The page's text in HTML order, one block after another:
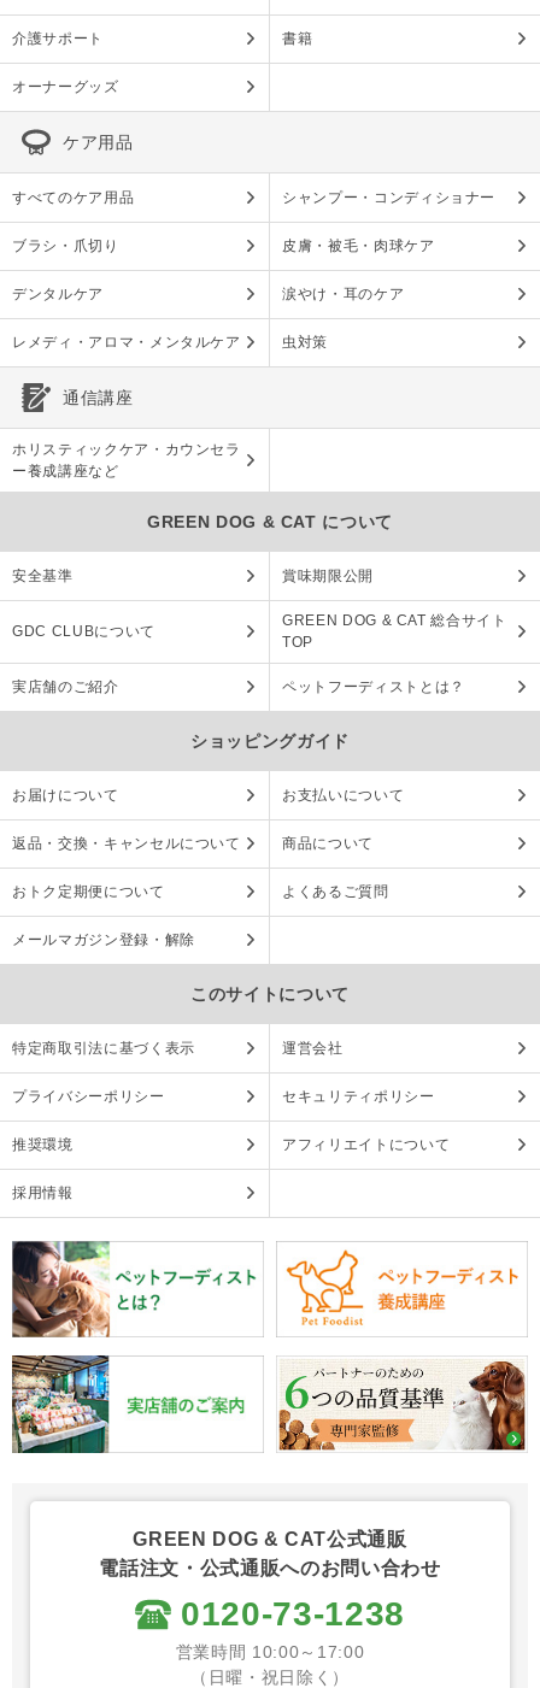
介護サポート 書籍
オーナーグッズ
ケア用品
すべてのケア用品 シャンプー・コンディショナー
ブラシ・爪切り 皮膚・被毛・肉球ケア
デンタルケア 涙やけ・耳のケア
レメディ・アロマ・メンタルケア 虫対策
通信講座
ホリスティックケア・カウンセラ
ー養成講座など
GREEN DOG & CAT について
安全基準 賞味期限公開
GDC CLUBについて
GREEN DOG & CAT 総合サイト
TOP
実店舗のご紹介 ペットフーディストとは？
ショッピングガイド
お届けについて お支払いについて
返品・交換・キャンセルについて 商品について
おトク定期便について よくあるご質問
メールマガジン登録・解除
このサイトについて
特定商取引法に基づく表示 運営会社
プライバシーポリシー セキュリティポリシー
推奨環境 アフィリエイトについて
採用情報
GREEN DOG & CAT公式通販
電話注文・公式通販へのお問い合わせ
0120-73-1238
営業時間 10:00～17:00
（日曜・祝日除く）